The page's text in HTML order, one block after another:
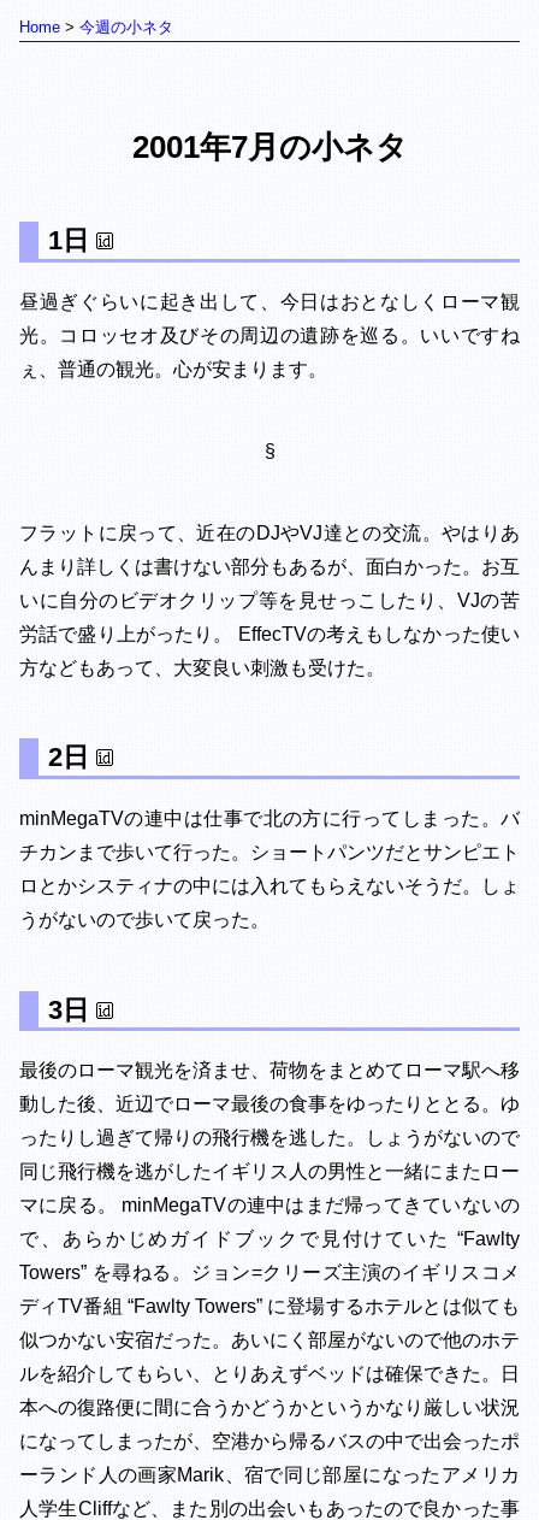
Home 今週の小ネタ
2001年7月の小ネタ
1日
昼過ぎぐらいに起き出して、今日はおとなしくローマ観
光。コロッセオ及びその周辺の遺跡を巡る。いいですね
ぇ、普通の観光。心が安まります。
§
フラットに戻って、近在のDJやVJ達との交流。やはりあ
んまり詳しくは書けない部分もあるが、面白かった。お互
いに自分のビデオクリップ等を見せっこしたり、VJの苦
労話で盛り上がったり。 EffecTVの考えもしなかった使い
方などもあって、大変良い刺激も受けた。
2日
minMegaTVの連中は仕事で北の方に行ってしまった。バ
チカンまで歩いて行った。ショートパンツだとサンピエト
ロとかシスティナの中には入れてもらえないそうだ。しょ
うがないので歩いて戻った。
3日
最後のローマ観光を済ませ、荷物をまとめてローマ駅へ移
動した後、近辺でローマ最後の食事をゆったりととる。ゆ
ったりし過ぎて帰りの飛行機を逃した。しょうがないので
同じ飛行機を逃がしたイギリス人の男性と一緒にまたロー
マに戻る。 minMegaTVの連中はまだ帰ってきていないの
で、あらかじめガイドブックで見付けていた “Fawlty
Towers” を尋ねる。ジョン=クリーズ主演のイギリスコメ
ディTV番組 “Fawlty Towers” に登場するホテルとは似ても
似つかない安宿だった。あいにく部屋がないので他のホテ
ルを紹介してもらい、とりあえずベッドは確保できた。日
本への復路便に間に合うかどうかというかなり厳しい状況
になってしまったが、空港から帰るバスの中で出会ったポ
ーランド人の画家Marik、宿で同じ部屋になったアメリカ
人学生Cliffなど、また別の出会いもあったので良かった事